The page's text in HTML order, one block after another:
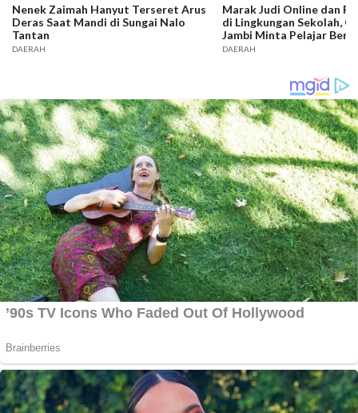
Nenek Zaimah Hanyut Terseret Arus
Deras Saat Mandi di Sungai Nalo
Tantan
DAERAH
Marak Judi Online dan
di Lingkungan Sekolah,
Jambi Minta Pelajar
DAERAH